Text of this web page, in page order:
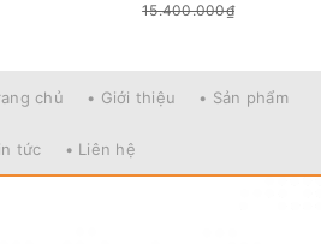
15.400.000₫
chủ • Giới thiệu • Sản phẩm
tức • Liên hệ